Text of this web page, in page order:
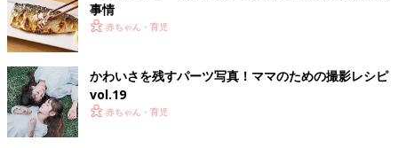
離乳完了期 1才～1才6カ月ごろのレシピ
かぼちゃとにんじんの果汁煮 作り方・
レシピ 離乳食完了期1歳 ～1歳6ヶ月ごろ
事情
赤ちゃん・育児
かわいさを残すパーツ写真！ママのための撮影レシピ
vol.19
赤ちゃん・育児